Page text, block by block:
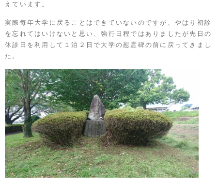
えています。
実際毎年大学に戻ることはできていないのですが、やはり初診
を忘れてはいけないと思い、強行日程ではありましたが先日の
休診日を利用して１泊２日で大学の慰霊碑の前に戻ってきまし
た。